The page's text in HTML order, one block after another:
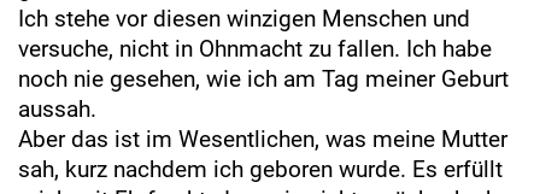
Ich stehe vor diesen winzigen Menschen und
versuche, nicht in Ohnmacht zu fallen. Ich habe
noch nie gesehen, wie ich am Tag meiner Geburt
aussah.
Aber das ist im Wesentlichen, was meine Mutter
sah, kurz nachdem ich geboren wurde. Es erfüllt